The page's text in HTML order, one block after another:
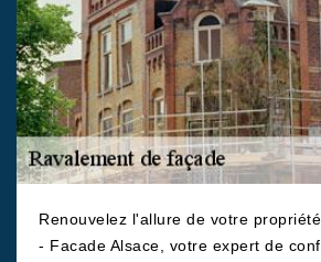
Renouvelez l'allure de votre
- Facade Alsace, votre expert de